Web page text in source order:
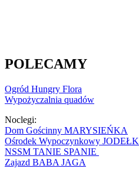
POLECAMY
Ogród Hungry Flora
Wypożyczalnia quadów
Noclegi:
Dom Gościnny MARYSIEŃKA
Ośrodek Wypoczynkowy
NSSM TANIE SPANIE
Zajazd BABA JAGA